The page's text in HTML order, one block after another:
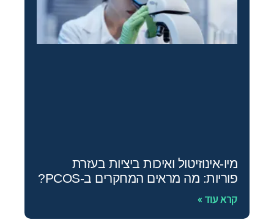
מיו‑אינוזיטול ואיכות ביציות בעזרת
פוריות: מה מראים המחקרים ב‑PCOS?
קרא עוד »